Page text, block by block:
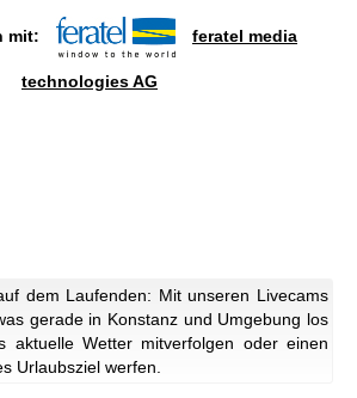
mit: feratel media
technologies AG
dem Laufenden: Mit unseren Livecams
gerade in Konstanz und Umgebung los
aktuelle Wetter mitverfolgen oder einen
Urlaubsziel werfen.